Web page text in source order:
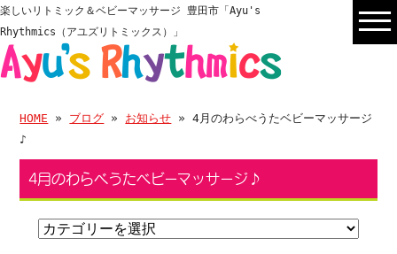
楽しいリトミック＆ベビーマッサージ 豊田市「Ayu's
Rhythmics（アユズリトミックス）」
HOME » ブログ » お知らせ » 4月のわらべうたベビーマッサージ
♪
4月のわらべうたベビーマッサージ♪